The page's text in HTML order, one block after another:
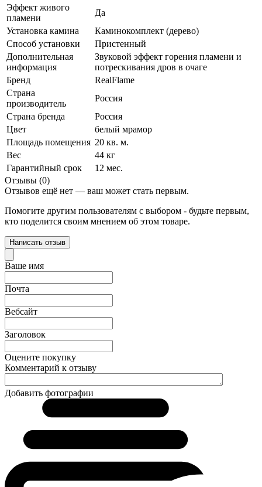
Эффект живого
пламени
Да
Установка камина
Каминокомплект (дерево)
Способ установки
Пристенный
Дополнительная
информация
Звуковой эффект горения пламени и
потрескивания дров в очаге
Бренд
RealFlame
Страна
производитель
Россия
Страна бренда
Россия
Цвет
белый мрамор
Площадь помещения 20 кв. м.
Вес
44 кг
Гарантийный срок
12 мес.
Отзывы (0)
Отзывов ещё нет — ваш может стать первым.
Помогите другим пользователям с выбором - будьте первым,
кто поделится своим мнением об этом товаре.
Написать отзыв
Ваше имя
Почта
Вебсайт
Заголовок
Оцените покупку
Комментарий к отзыву
Добавить фотографии